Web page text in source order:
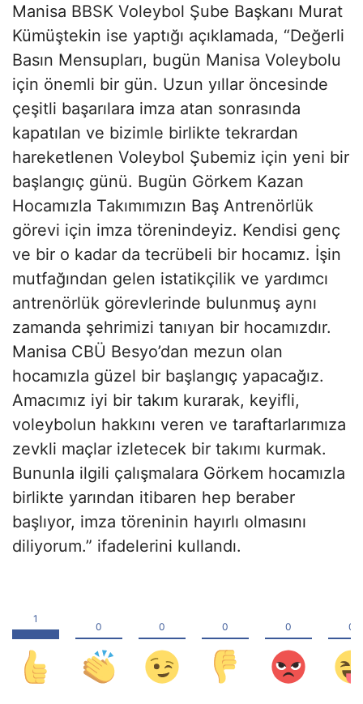
Manisa BBSK Voleybol Şube Başkanı Murat
Kümüştekin ise yaptığı açıklamada, “Değerli
Basın Mensupları, bugün Manisa Voleybolu
için önemli bir gün. Uzun yıllar öncesinde
çeşitli başarılara imza atan sonrasında
kapatılan ve bizimle birlikte tekrardan
hareketlenen Voleybol Şubemiz için yeni bir
başlangıç günü. Bugün Görkem Kazan
Hocamızla Takımımızın Baş Antrenörlük
görevi için imza törenindeyiz. Kendisi genç
ve bir o kadar da tecrübeli bir hocamız. İşin
mutfağından gelen istatikçilik ve yardımcı
antrenörlük görevlerinde bulunmuş aynı
zamanda şehrimizi tanıyan bir hocamızdır.
Manisa CBÜ Besyo’dan mezun olan
hocamızla güzel bir başlangıç yapacağız.
Amacımız iyi bir takım kurarak, keyifli,
voleybolun hakkını veren ve taraftarlarımıza
zevkli maçlar izletecek bir takımı kurmak.
Bununla ilgili çalışmalara Görkem hocamızla
birlikte yarından itibaren hep beraber
başlıyor, imza töreninin hayırlı olmasını
diliyorum.” ifadelerini kullandı.